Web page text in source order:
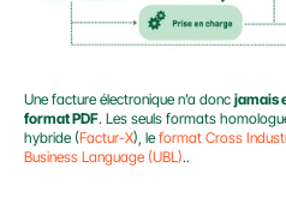
Une facture électronique n’a donc jamais
format PDF. Les seuls formats
hybride (Factur-X), le format Cross
Business Language (UBL)..